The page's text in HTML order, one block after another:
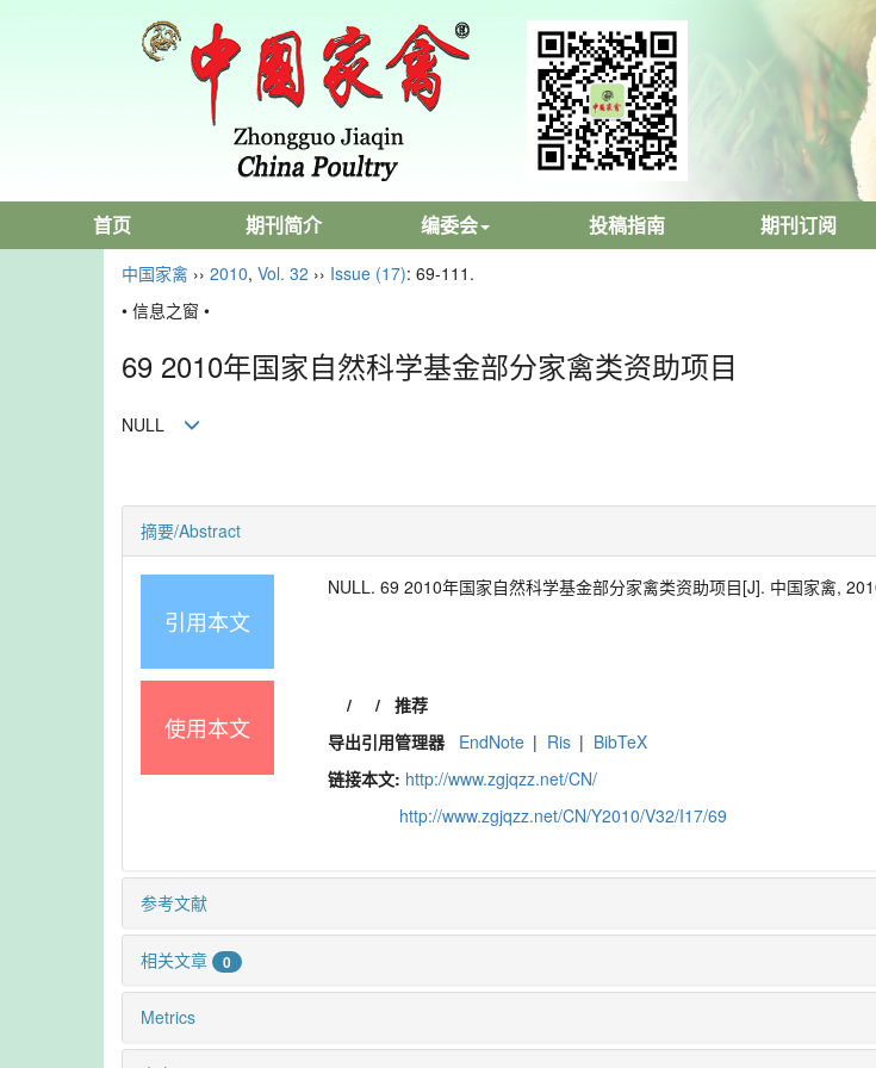
首页 期刊简介 编委会 投稿指南 期刊订阅
中国家禽 ›› 2010, Vol. 32 ›› Issue (17): 69-111.
• 信息之窗 •
69 2010年国家自然科学基金部分家禽类资助项目
NULL
摘要/Abstract
引用本文
NULL. 69 2010年国家自然科学基金部分家禽类资助项目[J]. 中国家禽,
使用本文
/ / 推荐
导出引用管理器
EndNote | Ris | BibTeX
链接本文: http://www.zgjqzz.net/CN/
http://www.zgjqzz.net/CN/Y2010/V32/I17/69
参考文献
相关文章 0
Metrics